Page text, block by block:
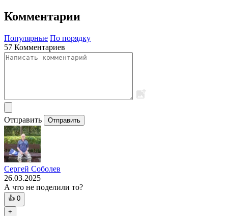
Комментарии
Популярные По порядку
57 Комментариев
Отправить Отправить
Сергей Соболев
26.03.2025
А что не поделили то?
👍 0
+